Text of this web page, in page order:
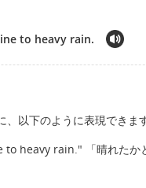
to heavy rain.
以下のように表現できます
heavy rain." 「晴れたか